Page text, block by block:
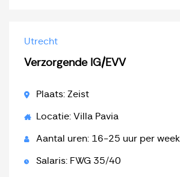
Utrecht
Verzorgende IG/EVV
Plaats: Zeist
Locatie: Villa Pavia
Aantal uren: 16-25 uur per week
Salaris: FWG 35/40